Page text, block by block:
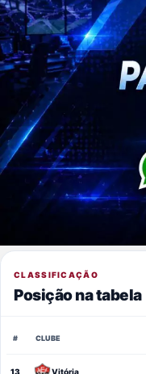
CLASSIFICAÇÃO
Posição na tabela
# CLUBE
13 Vitória